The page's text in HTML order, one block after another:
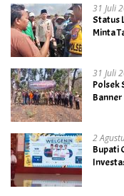
31 Juli
Status
Minta
31 Juli
Polsek
2
Bupati